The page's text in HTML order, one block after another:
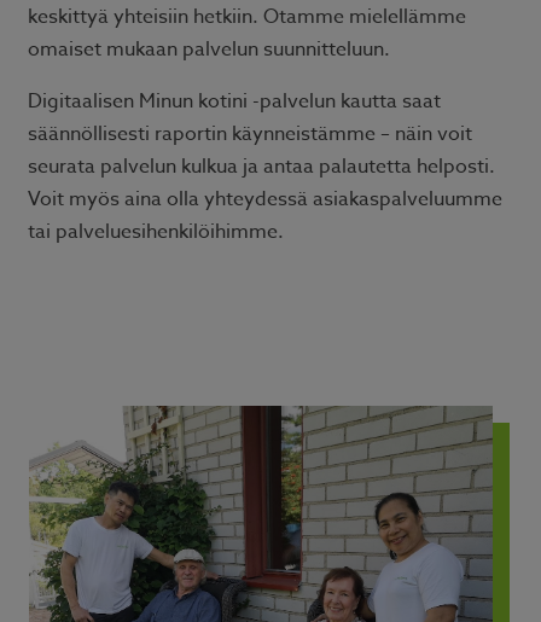
keskittyä yhteisiin hetkiin. Otamme mielellämme
omaiset mukaan palvelun suunnitteluun.
Digitaalisen Minun kotini -palvelun kautta saat
säännöllisesti raportin käynneistämme – näin voit
seurata palvelun kulkua ja antaa palautetta helposti.
Voit myös aina olla yhteydessä asiakaspalveluumme
tai palveluesihenkilöihimme.